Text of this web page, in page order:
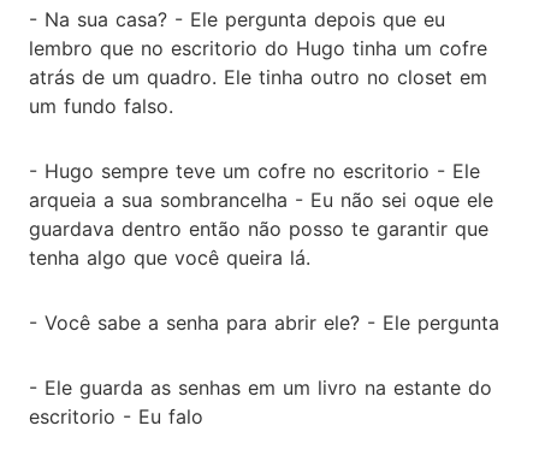
- Na sua casa? - Ele pergunta depois que eu
lembro que no escritorio do Hugo tinha um cofre
atrás de um quadro. Ele tinha outro no closet em
um fundo falso.
- Hugo sempre teve um cofre no escritorio - Ele
arqueia a sua sombrancelha - Eu não sei oque ele
guardava dentro então não posso te garantir que
tenha algo que você queira lá.
- Você sabe a senha para abrir ele? - Ele pergunta
- Ele guarda as senhas em um livro na estante do
escritorio - Eu falo